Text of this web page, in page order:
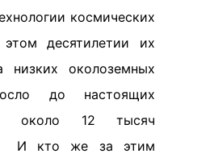
космических
десятилетии их
низких околоземных
до настоящих
около 12 тысяч
И кто же за этим